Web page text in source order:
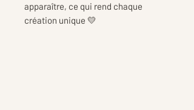
apparaître, ce qui rend chaque
création unique 💛